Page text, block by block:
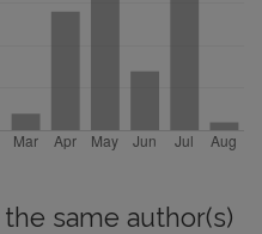
same author(s)